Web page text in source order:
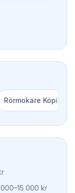
Rörmokare Köping
000 kr